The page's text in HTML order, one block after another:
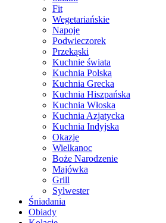
Fit
Wegetariańskie
Napoje
Podwieczorek
Przekąski
Kuchnie świata
Kuchnia Polska
Kuchnia Grecka
Kuchnia Hiszpańska
Kuchnia Włoska
Kuchnia Azjatycka
Kuchnia Indyjska
Okazje
Wielkanoc
Boże Narodzenie
Majówka
Grill
Sylwester
Śniadania
Obiady